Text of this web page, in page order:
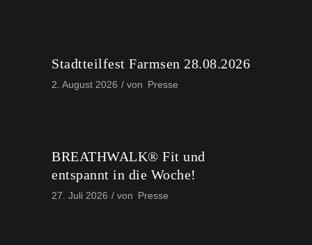
Stadtteilfest Farmsen 28.08.2026
2. August 2026 von Presse
BREATHWALK® Fit und
entspannt in die Woche!
27. Juli 2026 von Presse